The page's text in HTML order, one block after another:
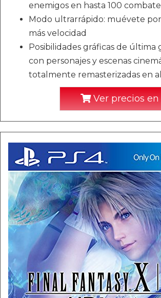
enemigos en hasta 100
Modo ultrarrápido: muévete
más velocidad
Posibilidades gráficas de última
con personajes y escenas
totalmente remasterizadas en
Ver precios